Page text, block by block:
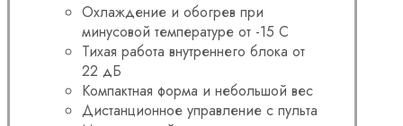
Охлаждение и обогрев при
минусовой температуре от -15 C
Тихая работа внутреннего блока от
22 дБ
Компактная форма и небольшой вес
Дистанционное управление с пульта